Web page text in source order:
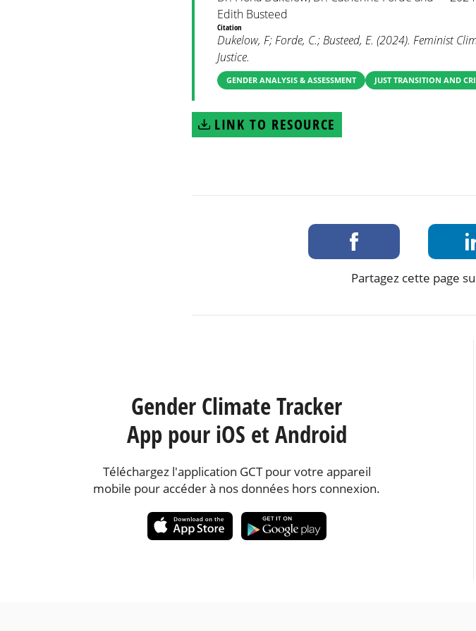
Edith Busteed
Citation
Dukelow, F; Forde, C.; Busteed, E. (2024). Feminist
Justice.
GENDER ANALYSIS & ASSESSMENT JUST TRANSITION AND
LINK TO RESOURCE
Partagez cette page
Gender Climate Tracker
App pour iOS et Android
Téléchargez l'application GCT pour votre appareil
mobile pour accéder à nos données hors connexion.